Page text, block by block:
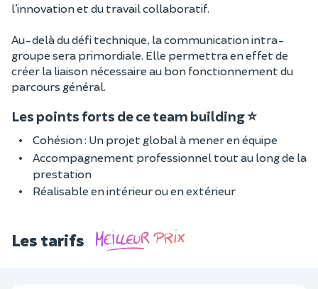
l’innovation et du travail collaboratif.
Au-delà du défi technique, la communication intra-
groupe sera primordiale. Elle permettra en effet de
créer la liaison nécessaire au bon fonctionnement du
parcours général.
Les points forts de ce team building ⭐
Cohésion : Un projet global à mener en équipe
Accompagnement professionnel tout au long de la
prestation
Réalisable en intérieur ou en extérieur
Les tarifs